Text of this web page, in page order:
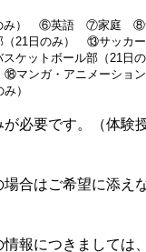
） ⑥英語 ⑦家庭 ⑧
日のみ） ⑬サッカー
ケットボール部（21日
ンガ・アニメーショ
み）
必要です。（体験
合はご希望に添え
報につきましては